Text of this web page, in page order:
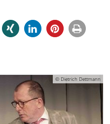
© Dietrich Dettmann